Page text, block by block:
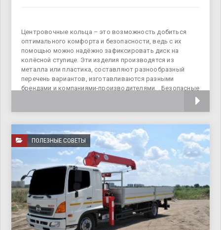
Центровочные кольца – это возможность добиться
оптимального комфорта и безопасности, ведь с их
помощью можно надёжно зафиксировать диск на
колёсной ступице. Эти изделия производятся из
металла или пластика, составляют разнообразный
перечень вариантов, изготавливаются разными
брендами и компаниями-производителями. . Безопасные
ПОЛЕЗНЫЕ СОВЕТЫ